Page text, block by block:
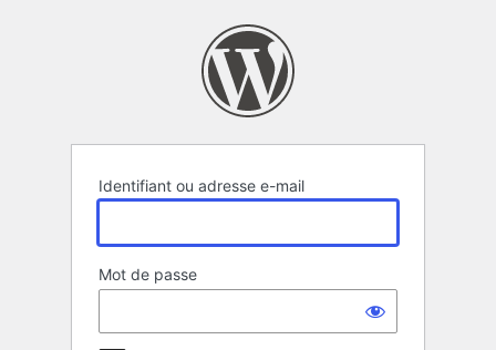
Identifiant ou adresse e-mail
Mot de passe